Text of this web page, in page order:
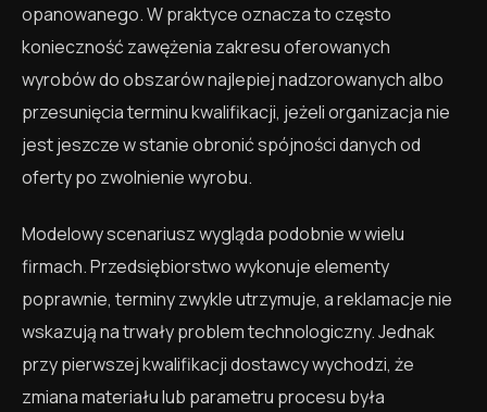
opanowanego. W praktyce oznacza to często
konieczność zawężenia zakresu oferowanych
wyrobów do obszarów najlepiej nadzorowanych albo
przesunięcia terminu kwalifikacji, jeżeli organizacja nie
jest jeszcze w stanie obronić spójności danych od
oferty po zwolnienie wyrobu.
Modelowy scenariusz wygląda podobnie w wielu
firmach. Przedsiębiorstwo wykonuje elementy
poprawnie, terminy zwykle utrzymuje, a reklamacje nie
wskazują na trwały problem technologiczny. Jednak
przy pierwszej kwalifikacji dostawcy wychodzi, że
zmiana materiału lub parametru procesu była